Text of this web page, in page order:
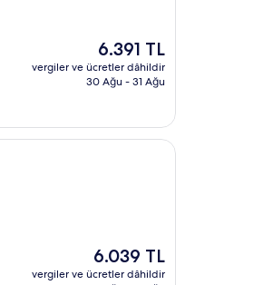
Güncel
fiyat:
6.391 TL
6.391 TL
vergiler ve ücretler dâhildir
30 Ağu - 31 Ağu
Güncel
fiyat:
6.039 TL
vergiler ve ücretler dâhildir